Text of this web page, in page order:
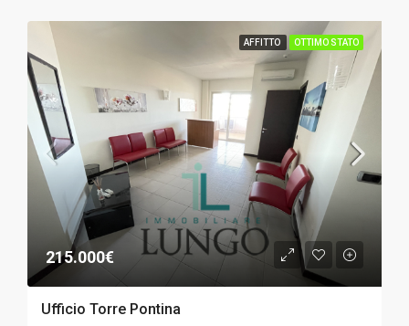
AFFITTO OTTIMO STATO
215.000€
Ufficio Torre Pontina